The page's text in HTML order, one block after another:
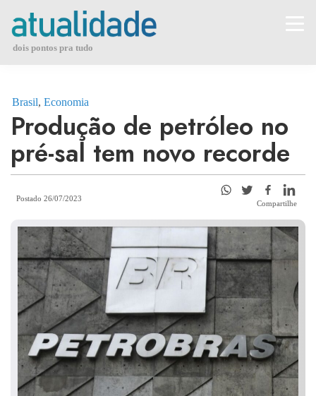
contentdois pontos pra tudo
Brasil, Economia
Produção de petróleo no
pré-sal tem novo recorde
Postado 26/07/2023
Compartilhe